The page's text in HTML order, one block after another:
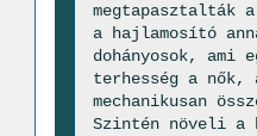
megtapasztalták
a hajlamosító
dohányosok, ami
terhesség a nők,
mechanikusan
Szintén növeli a